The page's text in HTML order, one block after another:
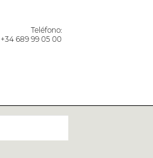
Teléfono:
+34 689 99 05 00